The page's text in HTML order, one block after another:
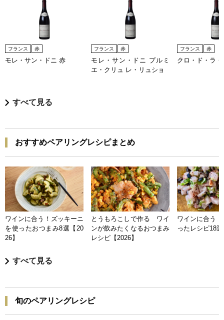
フランス 赤
モレ・サン・ドニ 赤
フランス 赤
モレ・サン・ドニ プルミ
エ・クリュ レ・リュショ
フランス 赤
クロ・ド・ラ
すべて見る
おすすめペアリングレシピまとめ
ワインに合う！ズッキーニ
を使ったおつまみ8選【20
26】
とうもろこしで作る ワイ
ンが飲みたくなるおつまみ
レシピ【2026】
ワインに合う
ったレシピ18
すべて見る
旬のペアリングレシピ